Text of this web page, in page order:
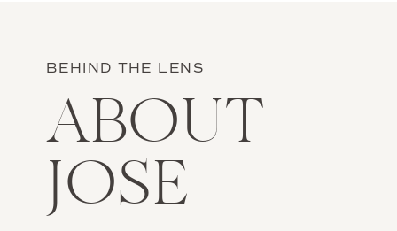
BEHIND THE LENS
ABOUT
JOSE